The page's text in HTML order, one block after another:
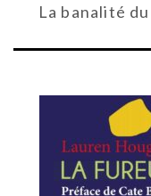
La banalité